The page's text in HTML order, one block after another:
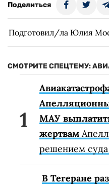
Поделиться
Подготовил/ла Юлия
СМОТРИТЕ СПЕЦТЕМУ:
МАУ
жертвам
решением
В Тегеране